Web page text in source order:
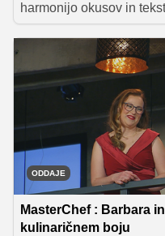
harmonijo okusov in
MasterChef Slovenija je
Natalija s svojimi
poskrbeli za pravo
receptoma in razvajajte
čokoladicami.
ODDAJE
MasterChef : Barbara
kulinaričnem boju